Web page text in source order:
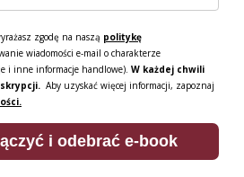
zgodę na naszą politykę
wiadomości e-mail o charakterze
i inne informacje handlowe). W każdej chwili
Aby uzyskać więcej informacji, zapoznaj
i odebrać e-book